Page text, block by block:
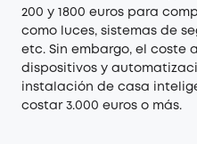
200 y 1800 euros para
como luces, sistemas de
etc. Sin embargo, el coste
dispositivos y
instalación de casa
costar 3.000 euros o más.